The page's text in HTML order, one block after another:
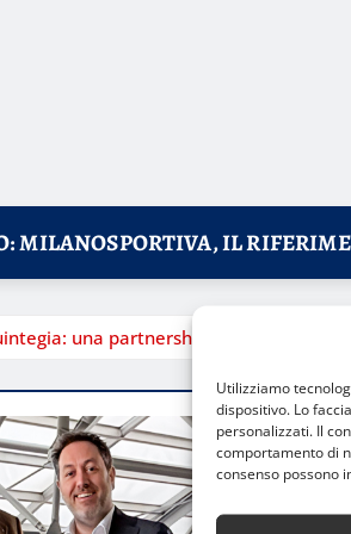
Utilizziamo
dispositivo. Lo
personalizzati. Il
comportamento di
consenso possono
MILANOSPORTIVA, IL
una partnership per il futuro